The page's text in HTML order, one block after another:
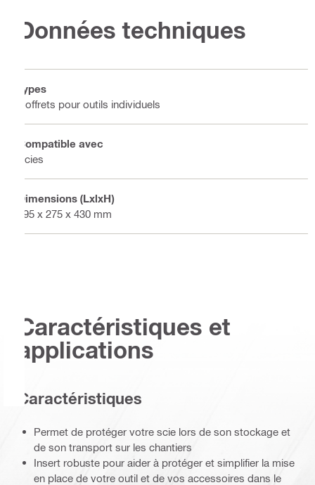
Données techniques
Types
Coffrets pour outils individuels
Compatible avec
Scies
Dimensions (LxlxH)
595 x 275 x 430 mm
Caractéristiques et
applications
Caractéristiques
Permet de protéger votre scie lors de son stockage et
de son transport sur les chantiers
Insert robuste pour aider à protéger et simplifier la mise
en place de votre outil et de vos accessoires dans le